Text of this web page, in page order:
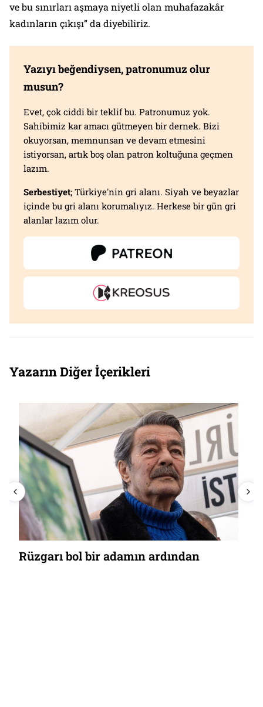
ve bu sınırları aşmaya niyetli olan muhafazakâr
kadınların çıkışı” da diyebiliriz.
Yazıyı beğendiysen, patronumuz olur
musun?
Evet, çok ciddi bir teklif bu. Patronumuz yok.
Sahibimiz kar amacı gütmeyen bir dernek. Bizi
okuyorsan, memnunsan ve devam etmesini
istiyorsan, artık boş olan patron koltuğuna geçmen
lazım.
Serbestiyet; Türkiye'nin gri alanı. Siyah ve beyazlar
içinde bu gri alanı korumalıyız. Herkese bir gün gri
alanlar lazım olur.
Yazarın Diğer İçerikleri
Rüzgarı bol bir adamın ardından